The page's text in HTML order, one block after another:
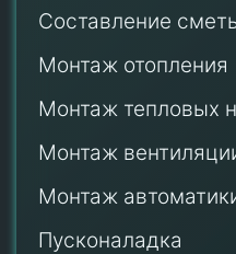
Составление
Монтаж отопления
Монтаж тепловых
Монтаж
Монтаж
Пусконаладка